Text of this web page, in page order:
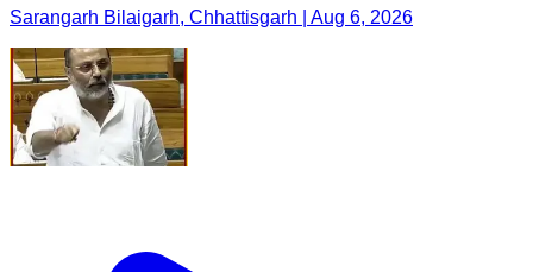
Sarangarh Bilaigarh, Chhattisgarh | Aug 6, 2026